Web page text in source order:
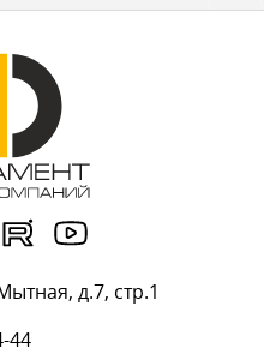
д.7, стр.1
44